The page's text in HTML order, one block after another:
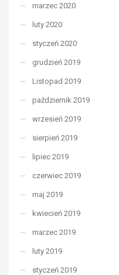
marzec 2020
luty 2020
styczeń 2020
grudzień 2019
Listopad 2019
październik 2019
wrzesień 2019
sierpień 2019
lipiec 2019
czerwiec 2019
maj 2019
kwiecień 2019
marzec 2019
luty 2019
styczeń 2019